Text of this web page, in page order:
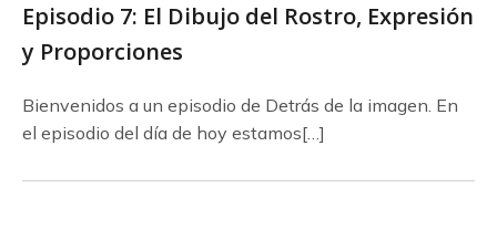
Episodio 7: El Dibujo del Rostro, Expresión
y Proporciones
Bienvenidos a un episodio de Detrás de la imagen. En
el episodio del día de hoy estamos[…]